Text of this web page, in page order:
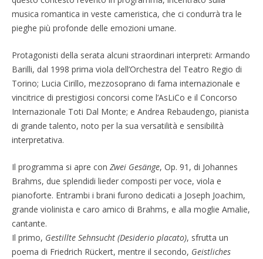
musica romantica in veste cameristica, che ci condurrà tra le
pieghe più profonde delle emozioni umane.
Protagonisti della serata alcuni straordinari interpreti: Armando
Barilli, dal 1998 prima viola dell’Orchestra del Teatro Regio di
Torino; Lucia Cirillo, mezzosoprano di fama internazionale e
vincitrice di prestigiosi concorsi come l’AsLiCo e il Concorso
Internazionale Toti Dal Monte; e Andrea Rebaudengo, pianista
di grande talento, noto per la sua versatilità e sensibilità
interpretativa.
Il programma si apre con Zwei Gesänge, Op. 91, di Johannes
Brahms, due splendidi lieder composti per voce, viola e
pianoforte. Entrambi i brani furono dedicati a Joseph Joachim,
grande violinista e caro amico di Brahms, e alla moglie Amalie,
cantante.
Il primo, Gestillte Sehnsucht (Desiderio placato), sfrutta un
poema di Friedrich Rückert, mentre il secondo, Geistliches